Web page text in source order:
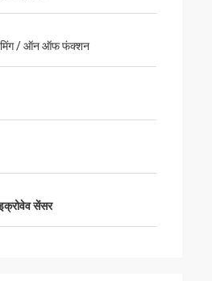
/ ऑन ऑफ फंक्शन
सेंसर